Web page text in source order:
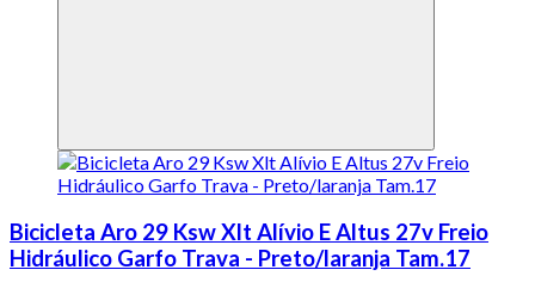
Bicicleta Aro 29 Ksw Xlt Alívio E Altus 27v Freio
Hidráulico Garfo Trava - Preto/laranja Tam.17